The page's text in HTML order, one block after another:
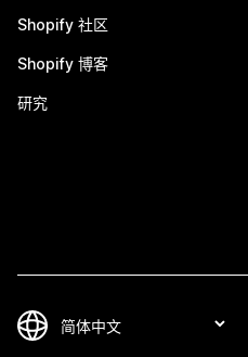
Shopify 社区
Shopify 博客
研究